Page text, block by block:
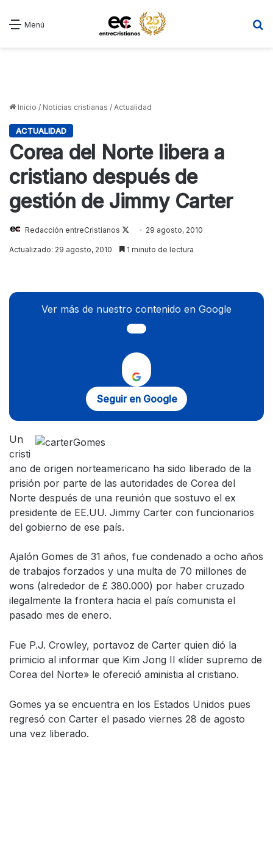
Menú
Inicio / Noticias cristianas / Actualidad
ACTUALIDAD
Corea del Norte libera a
cristiano después de
gestión de Jimmy Carter
Redacción entreCristianos
Follow29 agosto, 2010
Actualizado: 29 agosto, 2010 1 minuto de lectura
Ver más de nuestro contenido en Google
Seguir en Google
Un
cristi
ano de origen norteamericano ha sido liberado de la
prisión por parte de las autoridades de Corea del
Norte después de una reunión que sostuvo el ex
presidente de EE.UU. Jimmy Carter con funcionarios
del gobierno de ese país.
Ajalón Gomes de 31 años, fue condenado a ocho años
de trabajos forzados y una multa de 70 millones de
wons (alrededor de £ 380.000) por haber cruzado
ilegalmente la frontera hacia el país comunista el
pasado mes de enero.
Fue P.J. Crowley, portavoz de Carter quien dió la
primicio al informar que Kim Jong Il «líder supremo de
Corea del Norte» le ofereció aministia al cristiano.
Gomes ya se encuentra en los Estados Unidos pues
regresó con Carter el pasado viernes 28 de agosto
una vez liberado.